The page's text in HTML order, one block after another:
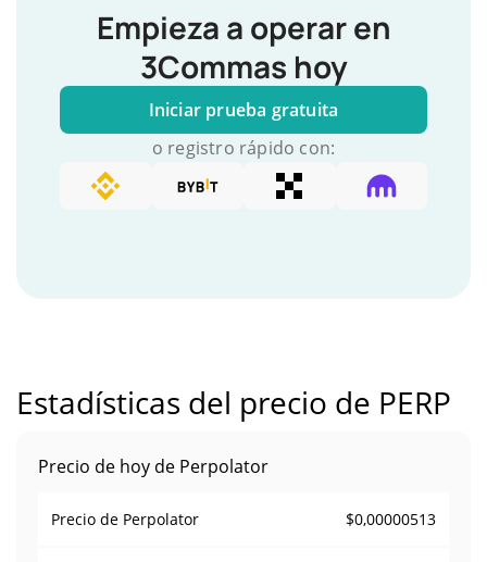
Empieza a operar en
3Commas hoy
Iniciar prueba gratuita
o registro rápido con:
Estadísticas del precio de PERP
Precio de hoy de Perpolator
Precio de Perpolator $0,00000513